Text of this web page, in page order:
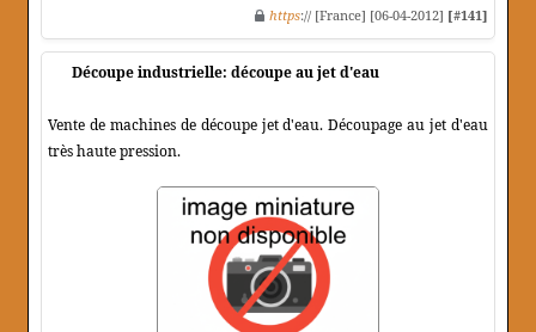
https:// [France] [06-04-2012] [#141]
Découpe industrielle: découpe au jet d'eau
Vente de machines de découpe jet d'eau. Découpage au jet d'eau
très haute pression.